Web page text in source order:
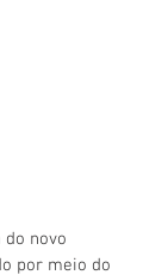
do novo
por meio do